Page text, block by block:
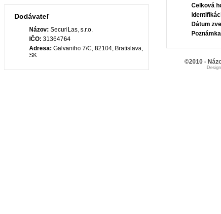
Dodávateľ
Názov: SecuriLas, s.r.o.
IČO: 31364764
Adresa: Galvaniho 7/C, 82104, Bratislava,
SK
Celková
Dátum
©2010 -